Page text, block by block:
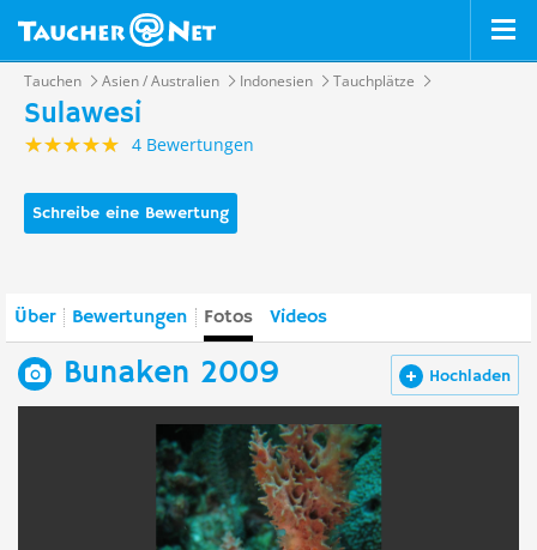
Tauchen Asien / Australien Indonesien Tauchplätze
Sulawesi
4 Bewertungen
Schreibe eine Bewertung
Über Bewertungen Fotos Videos
Hochladen
Bunaken 2009